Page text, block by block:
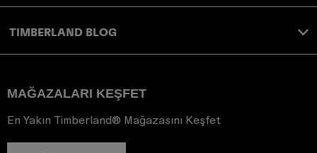
TIMBERLAND BLOG
MAĞAZALARI KEŞFET
En Yakın Timberland® Mağazasını Keşfet